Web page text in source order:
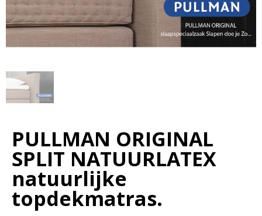
PULLMAN ORIGINAL
SPLIT NATUURLATEX
natuurlijke
topdekmatras.